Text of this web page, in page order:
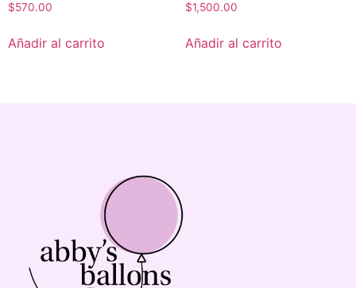
$570.00
Añadir al carrito
$1,500.00
Añadir al carrito